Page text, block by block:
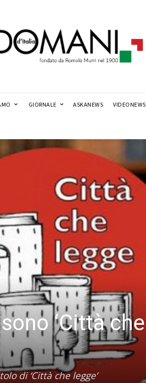
GIORNALE ASKANEWS VIDEONEWS
‘Città che
di ‘Città che legge’